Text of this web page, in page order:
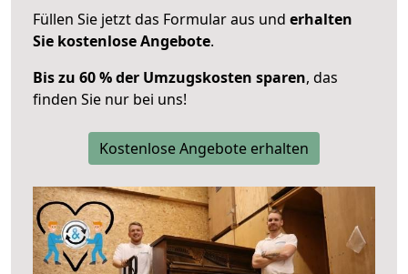
Füllen Sie jetzt das Formular aus und erhalten
Sie kostenlose Angebote.
Bis zu 60 % der Umzugskosten sparen, das
finden Sie nur bei uns!
Kostenlose Angebote erhalten